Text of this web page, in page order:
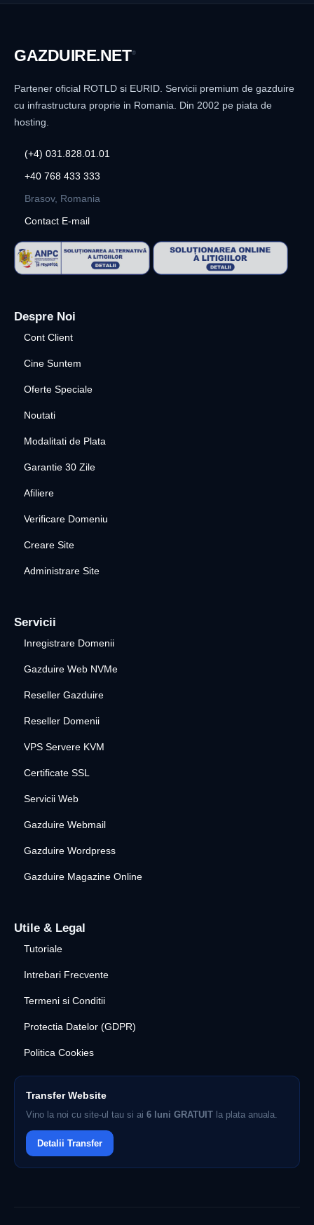
GAZDUIRE.NET®
Partener oficial ROTLD si EURID. Servicii premium de gazduire
cu infrastructura proprie in Romania. Din 2002 pe piata de
hosting.
(+4) 031.828.01.01
+40 768 433 333
Brasov, Romania
Contact E-mail
Despre Noi
Cont Client
Cine Suntem
Oferte Speciale
Noutati
Modalitati de Plata
Garantie 30 Zile
Afiliere
Verificare Domeniu
Creare Site
Administrare Site
Servicii
Inregistrare Domenii
Gazduire Web NVMe
Reseller Gazduire
Reseller Domenii
VPS Servere KVM
Certificate SSL
Servicii Web
Gazduire Webmail
Gazduire Wordpress
Gazduire Magazine Online
Utile & Legal
Tutoriale
Intrebari Frecvente
Termeni si Conditii
Protectia Datelor (GDPR)
Politica Cookies
Transfer Website
Vino la noi cu site-ul tau si ai 6 luni GRATUIT la plata anuala.
Detalii Transfer